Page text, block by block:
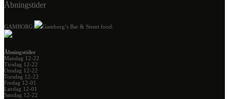
Åbningstider
GAMBORG: Gamborg’s Bar & Street food:
Åbningstider
Mandag 12-22
Tirsdag 12-22
Onsdag 12-22
Torsdag 12-22
Fredag 12-01
Lørdag 12-01
Søndag 12-22